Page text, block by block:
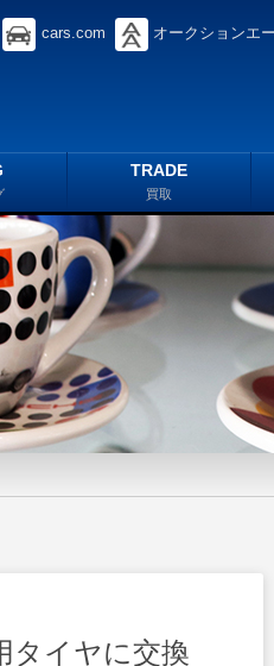
cars.com オークションエ
TRADE
買取
タイヤに交換